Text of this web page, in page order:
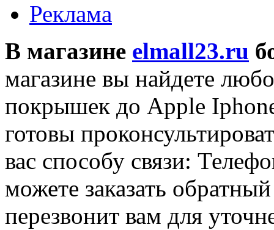
Реклама
В магазине elmall23.ru
магазине вы найдете
покрышек до Apple
готовы
вас способу связи:
можете заказать
перезвонит вам для